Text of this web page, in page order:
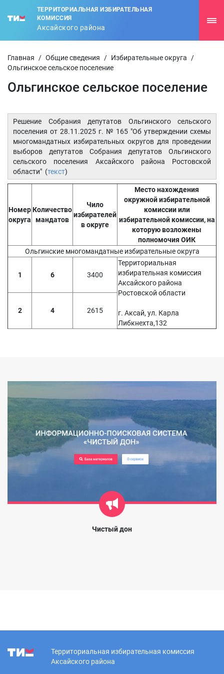
ТЕРРИТОРИАЛЬНАЯ ИЗБИРАТЕЛЬНАЯ
КОМИССИЯ
Аксайского района
Главная / Общие сведения / Избирательные округа
/
Ольгинское сельское поселение
Ольгинское сельское поселение
Решение Собрания депутатов Ольгинского сельского
поселения от 28.11.2025 г. № 165 "Об утверждении схемы
многомандатных избирательных округов для проведении
выборов депутатов Собрания депутатов Ольгинского
сельского поселения Аксайского района Ростовской
области" (текст)
Номер
округа
Количество
мандатов
Чило
избирателей
в округе
Место нахождения
окружной избирательной
комиссии или
избирательной комиссии, на
которую возложены
полномочия ОИК
Ольгинские многомандатные избирательные округа
1 6 3400
Территориальная
избирательная комиссия
Аксайского района
Ростовской области
г. Аксай, ул. Карла
Либкнехта,132
2 4 2615
Чистый дон
Территориальная избирательная комиссия
Аксайского района